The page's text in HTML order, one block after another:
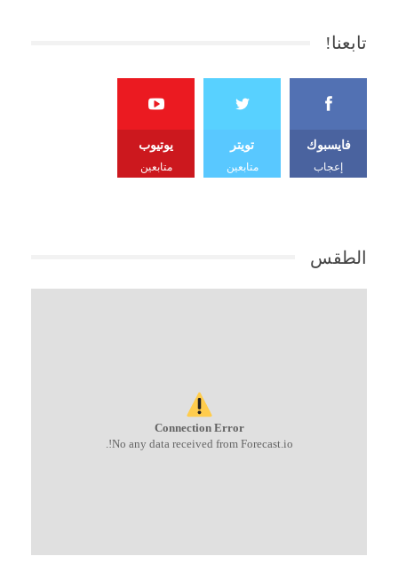
تابعنا!
فايسبوك
إعجاب
تويتر
متابعين
يوتيوب
متابعين
الطقس
Connection Error
No any data received from Forecast.io!.